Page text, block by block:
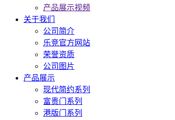
产品展示视频
关于我们
公司简介
乐竞官方网站
荣誉资质
公司图片
产品展示
现代简约系列
富贵门系列
港版门系列